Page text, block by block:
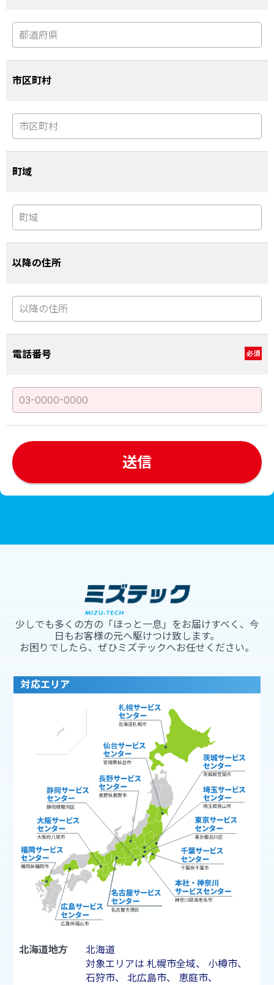
市区町村
町域
以降の住所
電話番号 必須
少しでも多くの方の「ほっと一息」をお届けすべく、今
日もお客様の元へ駆けつけ致します。
お困りでしたら、ぜひミズテックへお任せください。
対応エリア
北海道地方
北海道
対象エリアは 札幌市全域、 小樽市、
石狩市、 北広島市、 恵庭市、